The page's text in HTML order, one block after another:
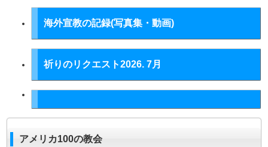
海外宣教の記録(写真集・動画)
祈りのリクエスト2026. 7月
アメリカ100の教会